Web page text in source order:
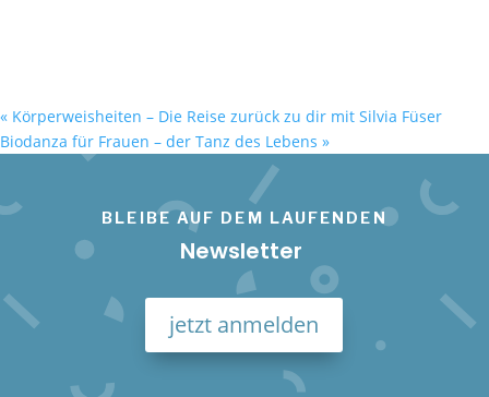
« Körperweisheiten – Die Reise zurück zu dir mit Silvia Füser
Biodanza für Frauen – der Tanz des Lebens »
BLEIBE AUF DEM LAUFENDEN
Newsletter
jetzt anmelden